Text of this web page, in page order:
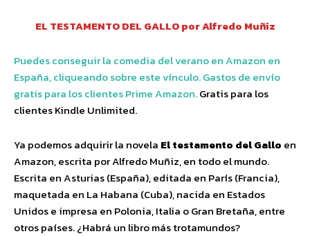
EL TESTAMENTO DEL GALLO por Alfredo Muñiz
Puedes conseguir la comedia del verano en Amazon en
España, cliqueando sobre este vínculo. Gastos de envío
gratis para los clientes Prime Amazon.Gratis para los
clientes Kindle Unlimited.
Ya podemos adquirir la novela El testamento del Gallo en
Amazon, escrita por Alfredo Muñiz, en todo el mundo.
Escrita en Asturias (España), editada en París (Francia),
maquetada en La Habana (Cuba), nacida en Estados
Unidos e impresa en Polonia, Italia o Gran Bretaña, entre
otros países. ¿Habrá un libro más trotamundos?